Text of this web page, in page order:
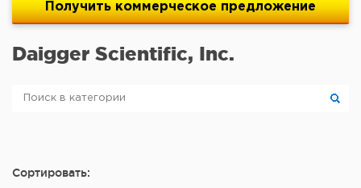
Получить коммерческое предложение
Daigger Scientific, Inc.
Сортировать: